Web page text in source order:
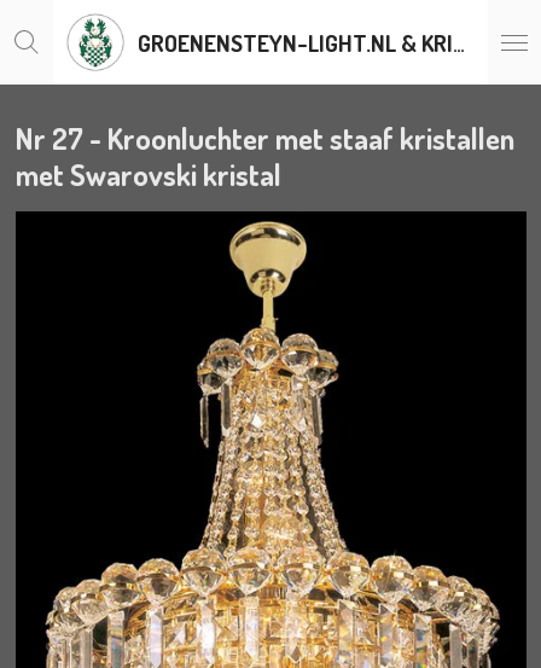
direct
hoofdinhoud
GROENENSTEYN-LIGHT.NL & KRISTALLENLUSTERS.BE
Nr 27 - Kroonluchter met staaf kristallen
met Swarovski kristal